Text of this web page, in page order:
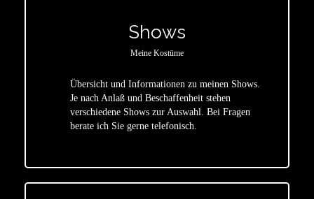
Shows
Meine Kostüme
Übersicht und Informationen zu meinen Shows.
Je nach Anlaß und Beschaffenheit stehen
verschiedene Shows zur Auswahl. Bei Fragen
berate ich Sie gerne telefonisch.